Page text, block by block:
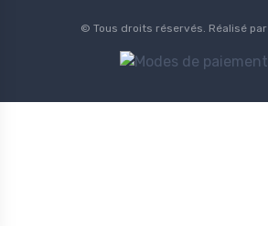
© Tous droits réservés. Réalisé par